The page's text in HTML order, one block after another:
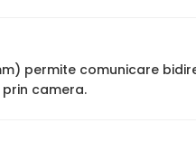
permite comunicare
camera.